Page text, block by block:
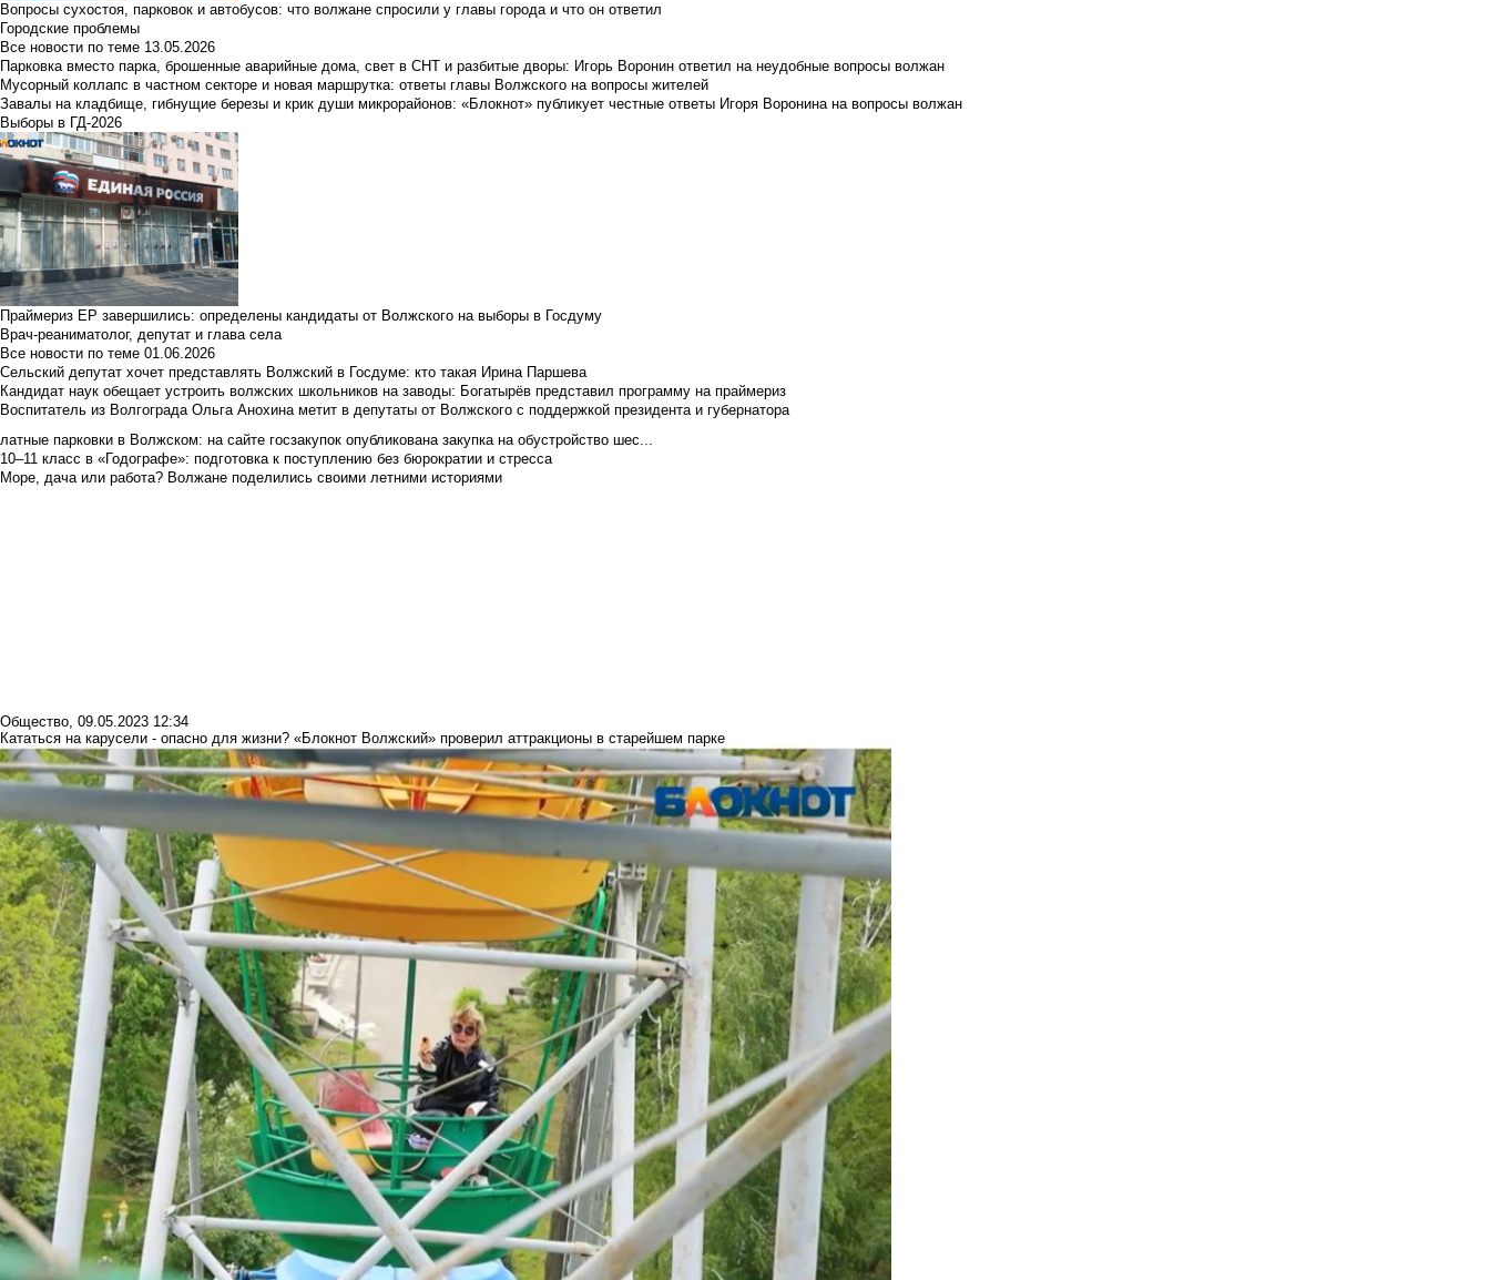
Вопросы сухостоя, парковок и автобусов: что волжане спросили у главы города и что он ответил
Городские проблемы
Все новости по теме 13.05.2026
Парковка вместо парка, брошенные аварийные дома, свет в СНТ и разбитые дворы: Игорь Воронин ответил на неудобные вопросы волжан
Мусорный коллапс в частном секторе и новая маршрутка: ответы главы Волжского на вопросы жителей
Завалы на кладбище, гибнущие березы и крик души микрорайонов: «Блокнот» публикует честные ответы Игоря Воронина на вопросы волжан
Выборы в ГД-2026
Праймериз ЕР завершились: определены кандидаты от Волжского на выборы в Госдуму
Врач-реаниматолог, депутат и глава села
Все новости по теме 01.06.2026
Сельский депутат хочет представлять Волжский в Госдуме: кто такая Ирина Паршева
Кандидат наук обещает устроить волжских школьников на заводы: Богатырёв представил программу на праймериз
Воспитатель из Волгограда Ольга Анохина метит в депутаты от Волжского с поддержкой президента и губернатора
латные парковки в Волжском: на сайте госзакупок опубликована закупка на обустройство шес...
10–11 класс в «Годографе»: подготовка к поступлению без бюрократии и стресса
Море, дача или работа? Волжане поделились своими летними историями
Общество, 09.05.2023 12:34
Кататься на карусели - опасно для жизни? «Блокнот Волжский» проверил аттракционы в старейшем парке